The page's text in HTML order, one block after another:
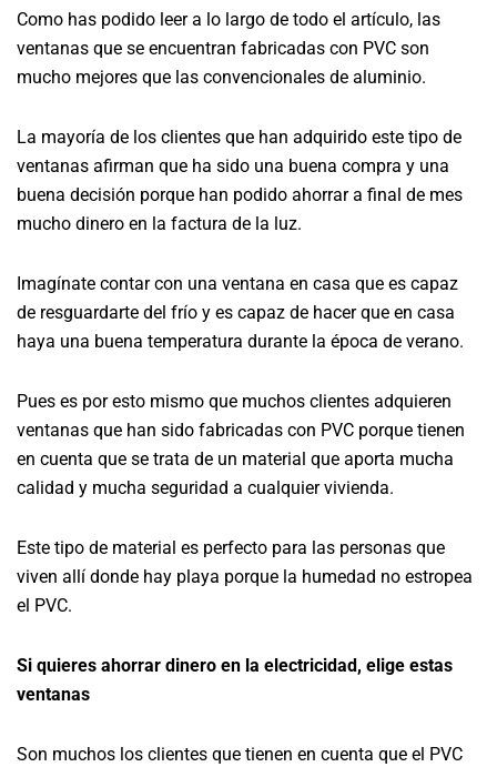
Como has podido leer a lo largo de todo el artículo, las
ventanas que se encuentran fabricadas con PVC son
mucho mejores que las convencionales de aluminio.
La mayoría de los clientes que han adquirido este tipo de
ventanas afirman que ha sido una buena compra y una
buena decisión porque han podido ahorrar a final de mes
mucho dinero en la factura de la luz.
Imagínate contar con una ventana en casa que es capaz
de resguardarte del frío y es capaz de hacer que en casa
haya una buena temperatura durante la época de verano.
Pues es por esto mismo que muchos clientes adquieren
ventanas que han sido fabricadas con PVC porque tienen
en cuenta que se trata de un material que aporta mucha
calidad y mucha seguridad a cualquier vivienda.
Este tipo de material es perfecto para las personas que
viven allí donde hay playa porque la humedad no estropea
el PVC.
Si quieres ahorrar dinero en la electricidad, elige estas
ventanas
Son muchos los clientes que tienen en cuenta que el PVC